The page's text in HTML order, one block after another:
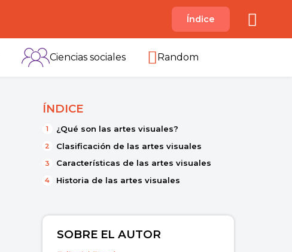
B C
Índice
Ciencias sociales Random
ÍNDICE
¿Qué son las artes visuales?
Clasificación de las artes visuales
Características de las artes visuales
Historia de las artes visuales
SOBRE EL AUTOR